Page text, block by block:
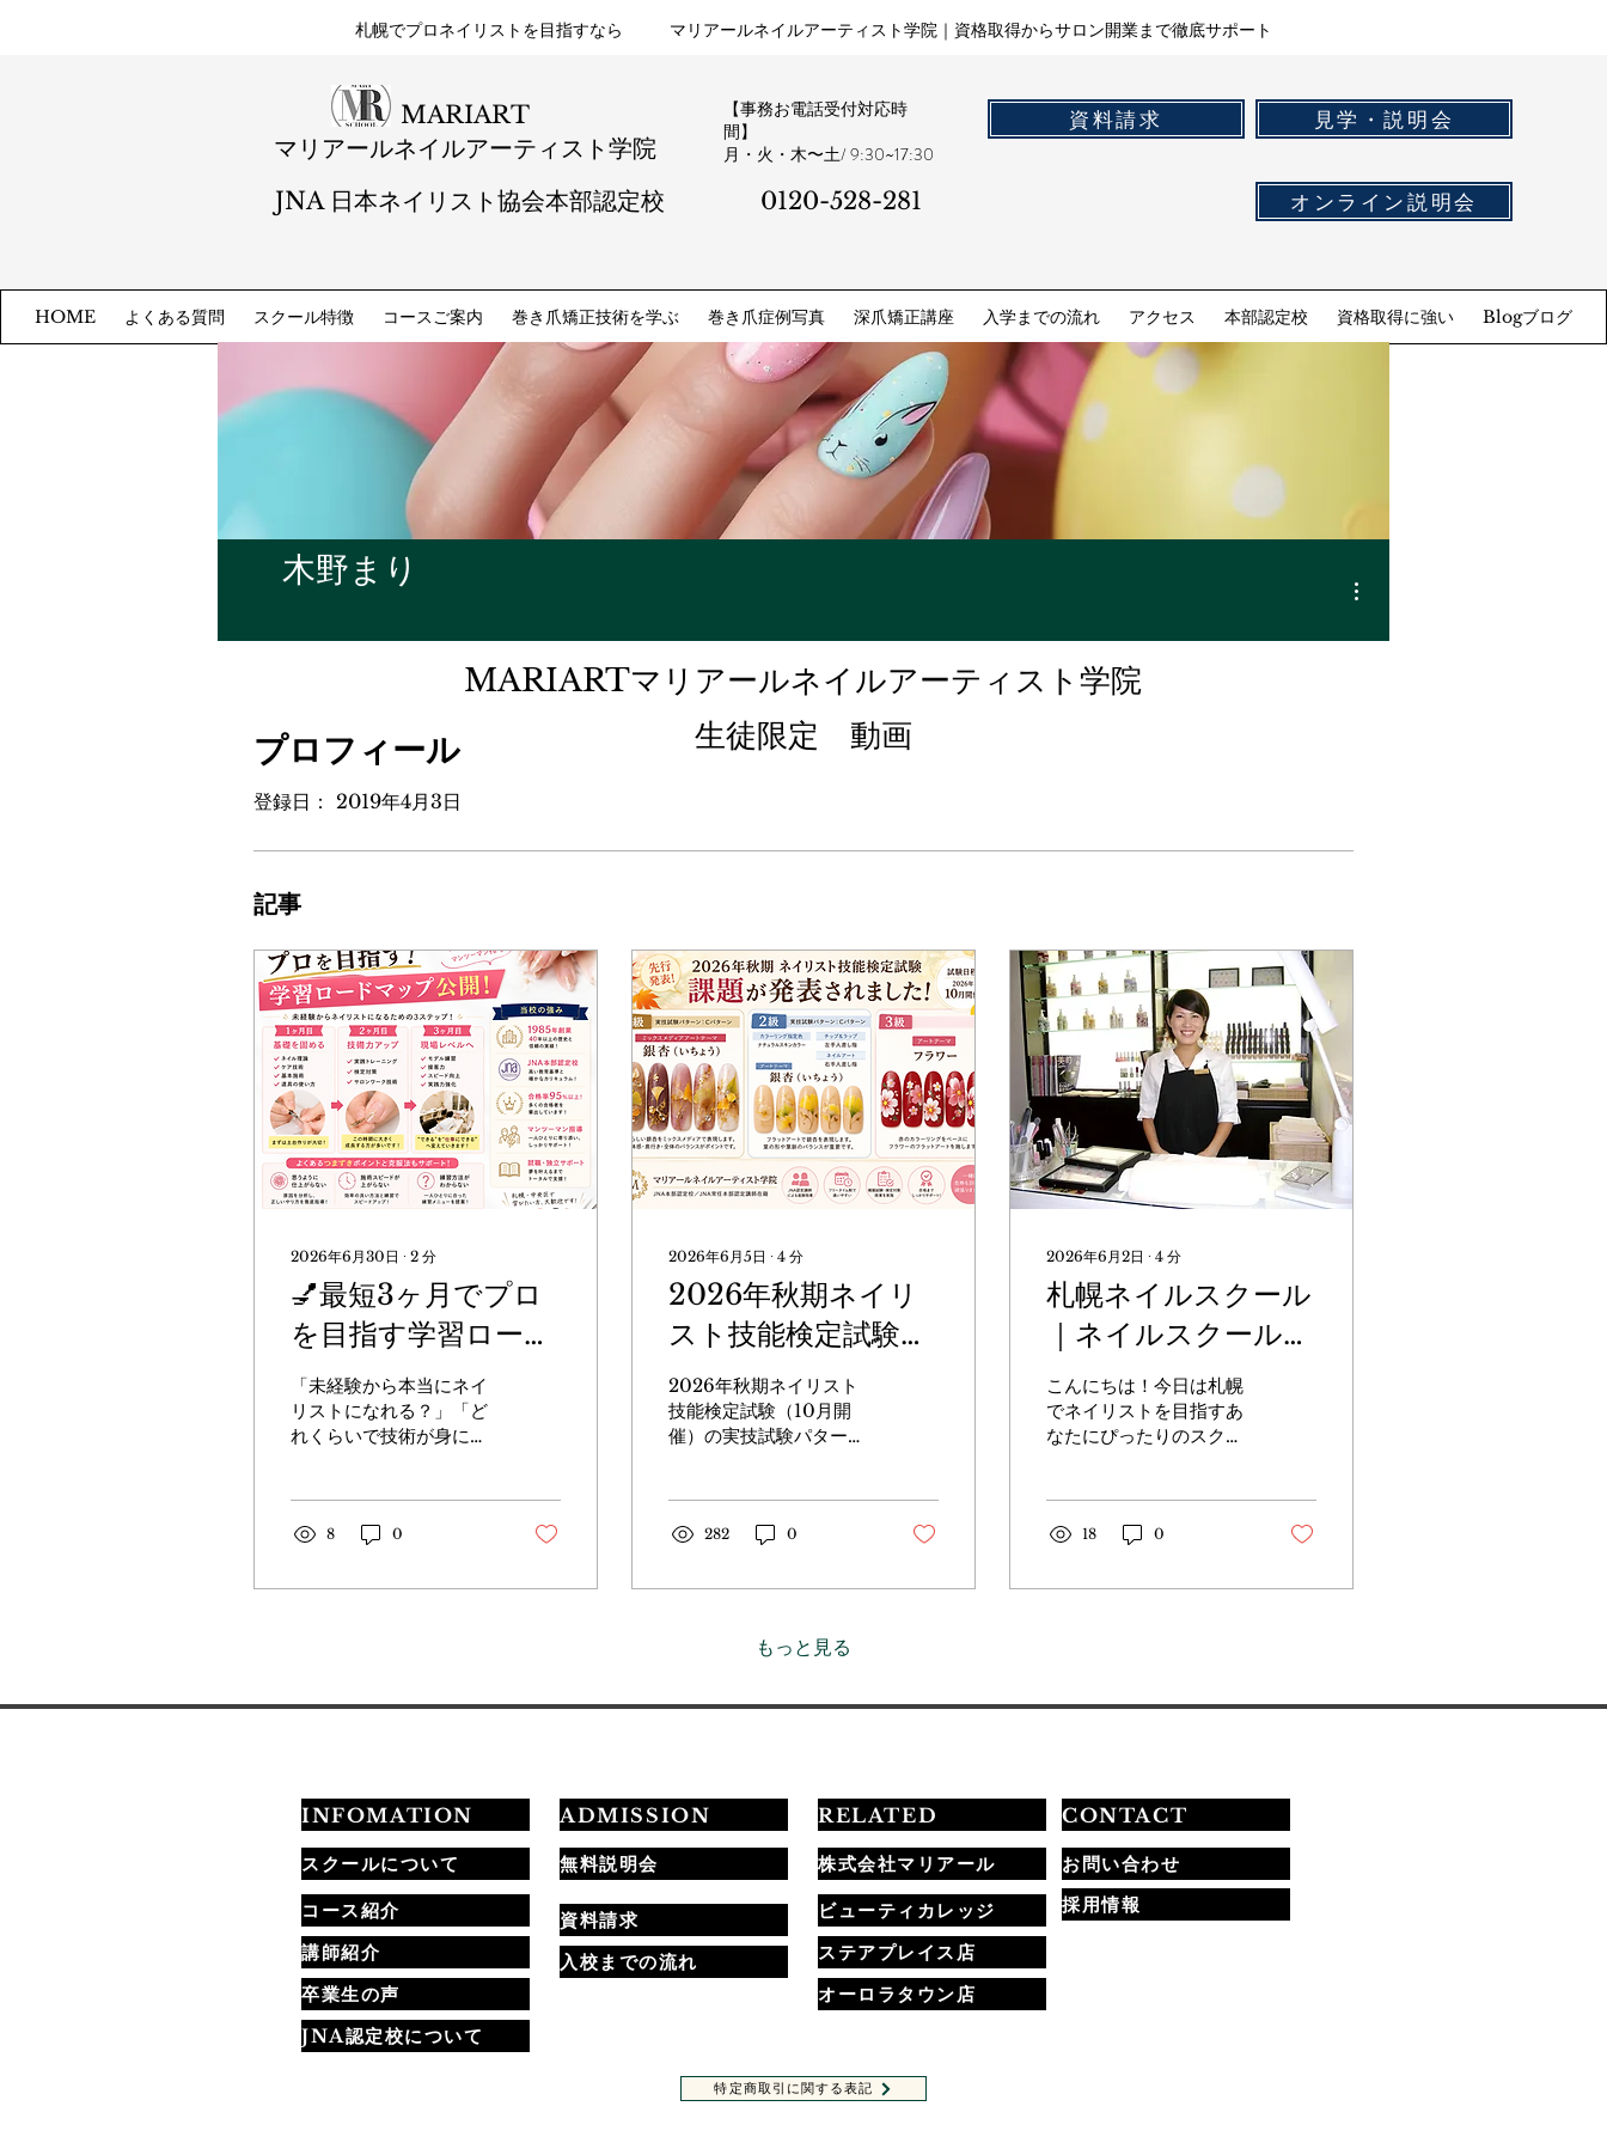
札幌​でプロネイリストを目指すなら マリアールネイルアーティスト学院｜資格取得からサロン開業まで徹底サポート
MARIART
マリアールネイルアーティスト学院
JNA 日本ネイリスト協会本部認定校
【事務お電話受付対応時
間】
​月・火・木〜土/ 9:30~17:30
0120-528-281​
資料請求 見学・説明会
オンライン説明会
HOME よくある質問 スクール特徴 コースご案内 巻き爪矯正技術を学ぶ 巻き爪症例写真 深爪矯正講座 入学までの流れ アクセス 本部認定校 資格取得に強い Blogブログ
プロフィール
登録日： 2019年4月3日
記事
2026年6月30日 ∙ 2 分
💅最短3ヶ月でプロ
を目指す学習ロード
マップ公開✨
「未経験から本当にネイ
リストになれる？」「ど
れくらいで技術が身につ
では、最短3ヶ月でプロ
ご用意しています。
JNA本部認定校。検定合
ツーマン指導だから。 一
人ひとりの理解度やペー
スに合わせて、しっかり
技術を身につけていきま
す。 【1ヶ月目】基礎を
固める✔ ネイル理論✔ ケ
ア技術✔ 基本施術✔ 道具
の使い方 まずは土台作り
が大切です。 【2ヶ月
目】技術力アップ✔ 実践
8 0
2026年6月5日 ∙ 4 分
2026年秋期ネイリ
スト技能検定試験の
課題と合格への道
2026年秋期ネイリスト
技能検定試験（10月開
催）の実技試験パターン
表。 282 0
2026年6月2日 ∙ 4 分
札幌ネイルスクール
｜ネイルスクールマ
リアールを徹底解
説！
こんにちは！今日は札幌
でネイリストを目指すあ
なたにぴったりのスクー
の技術をしっかり学びた
たい方、そして将来自分
ネイル業界を支え続けて
にしているんですよ。で
は、どんな魅力があるの
か、一緒に見ていきまし
ょう！ 札幌ネイルスクー
ルマリアールの特徴と
18 0
もっと見る
木野まり
MARIARTマリアールネイルアーティスト学院
​生徒限定 動画
INFOMATION
スクールについて
コース紹介
講師紹介
卒業生の声
ADMISSION
無料説明会
資料請求
入校までの流れ
RELATED CONTACT
株式会社マリアール お問い合わせ
ビューティカレッジ 採用情報
ステアプレイス店
オーロラタウン店
JNA認定校について
特定商取引に関する表記